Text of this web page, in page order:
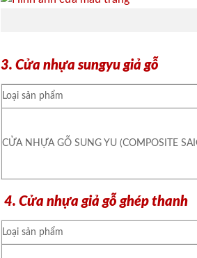
3. Cửa nhựa sungyu giả gỗ
Loại sản phẩm
CỬA NHỰA GỖ SUNG YU (COMPOSITE
4. Cửa nhựa giả gỗ ghép thanh
Loại sản phẩm